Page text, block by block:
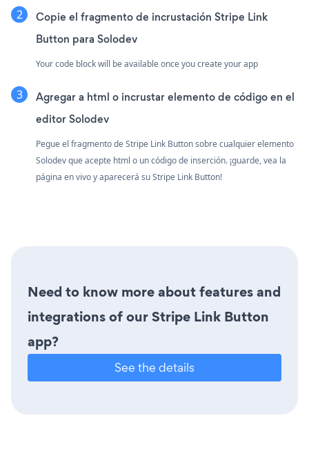
Copie el fragmento de incrustación Stripe Link
Button para Solodev
Your code block will be available once you create your app
Agregar a html o incrustar elemento de código en el
editor Solodev
Pegue el fragmento de Stripe Link Button sobre cualquier elemento
Solodev que acepte html o un código de inserción. ¡guarde, vea la
página en vivo y aparecerá su Stripe Link Button!
Need to know more about features and
integrations of our Stripe Link Button
app?
See the details